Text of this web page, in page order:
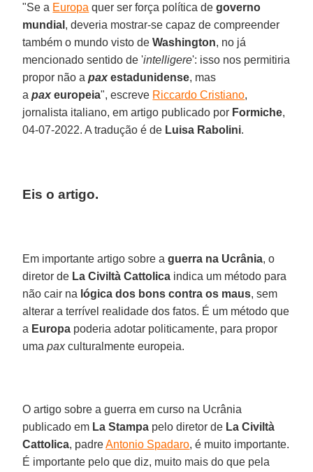
"Se a Europa quer ser força política degoverno
mundial , deveria mostrar-se capaz de compreender
também o mundo visto deWashington, no já
mencionado sentido de 'intelligere': isso nos permitiria
propor não apax estadunidense, mas
apax europeia", escreve Riccardo Cristiano,
jornalista italiano, em artigo publicado por Formiche,
04-07-2022. A tradução é de Luisa Rabolini.
Eis o artigo.
Em importante artigo sobre aguerra na Ucrânia, o
diretor de La Civiltà Cattolica indica um método para
não cair na lógica dos bons contra os maus, sem
alterar a terrível realidade dos fatos. É um método que
a Europa poderia adotar politicamente, para propor
umapaxculturalmente europeia.
O artigo sobre a guerra em curso na Ucrânia
publicado em La Stampa pelo diretor de La Civiltà
Cattolica, padreAntonio Spadaro, é muito importante.
É importante pelo que diz, muito mais do que pela